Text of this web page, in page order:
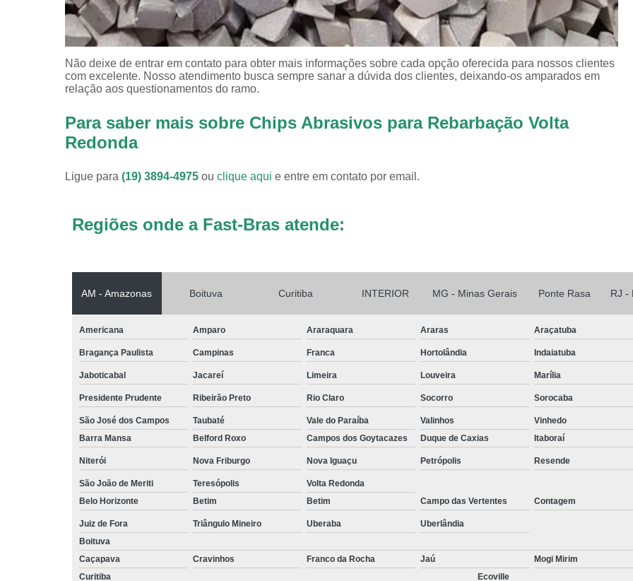
Revestimento
Revestimento para
Agente Tensoativos
Não deixe de entrar em contato para obter mais informações sobre cada opção oferecida para nossos clientes
com excelente. Nosso atendimento busca sempre sanar a dúvida dos clientes, deixando-os amparados em
relação aos questionamentos do ramo.
Para saber mais sobre Chips Abrasivos para Rebarbação Volta
Redonda
Ligue para (19) 3894-4975 ou clique aqui e entre em contato por email.
Regiões onde a Fast-Bras atende:
AM - Amazonas Boituva Curitiba INTERIOR MG - Minas Gerais Ponte Rasa RJ -
Americana Amparo Araraquara Araras Araçatuba
Bragança Paulista Campinas Franca Hortolândia Indaiatuba
Jaboticabal Jacareí Limeira Louveira Marília
Presidente Prudente Ribeirão Preto Rio Claro Socorro Sorocaba
São José dos Campos Taubaté Vale do Paraíba Valinhos
Vinhedo
Barra Mansa
Belford Roxo Campos dos Goytacazes Duque de Caxias Itaboraí
Niterói Nova Friburgo Nova Iguaçu Petrópolis Resende
São João de Meriti Teresópolis
Volta Redonda
Belo Horizonte
Betim Betim Campo das Vertentes Contagem
Juiz de Fora Triângulo Mineiro Uberaba
Uberlândia
Boituva
Caçapava
Cravinhos Franco da Rocha Jaú Mogi Mirim
Curitiba
Ecoville